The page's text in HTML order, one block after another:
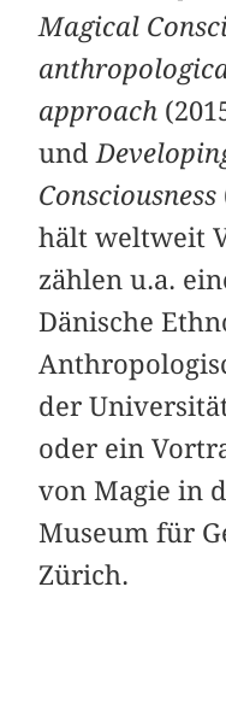
Magical
approach
und
Consciousness
hält weltweit
zählen u.a.
Dänische
der
oder ein
von Magie in
Museum für
Zürich.